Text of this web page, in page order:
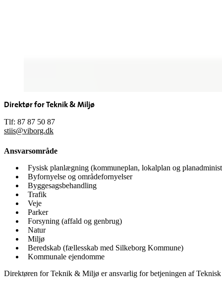
Direktør for Teknik & Miljø
Tlf: 87 87 50 87
stiis@viborg.dk
Ansvarsområde
Fysisk planlægning (kommuneplan, lokalplan og
Byfornyelse og områdefornyelser
Byggesagsbehandling
Trafik
Veje
Parker
Forsyning (affald og genbrug)
Natur
Miljø
Beredskab (fællesskab med Silkeborg Kommune)
Kommunale ejendomme
Direktøren for Teknik & Miljø er ansvarlig for betjeningen af